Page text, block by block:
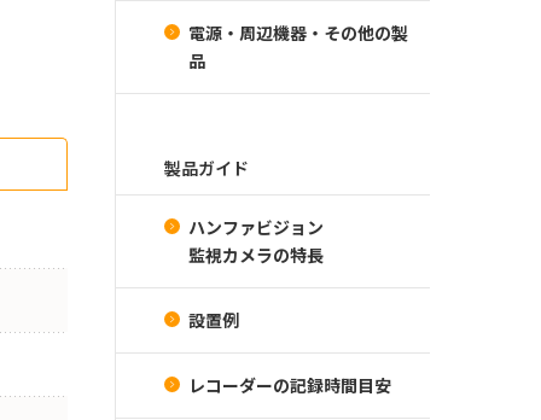
電源・周辺機器・その他の製
品
製品ガイド
ハンファビジョン
監視カメラの特長
設置例
レコーダーの記録時間目安